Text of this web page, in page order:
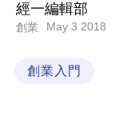
技
經一編輯部
創業 May 3 2018
創業入門